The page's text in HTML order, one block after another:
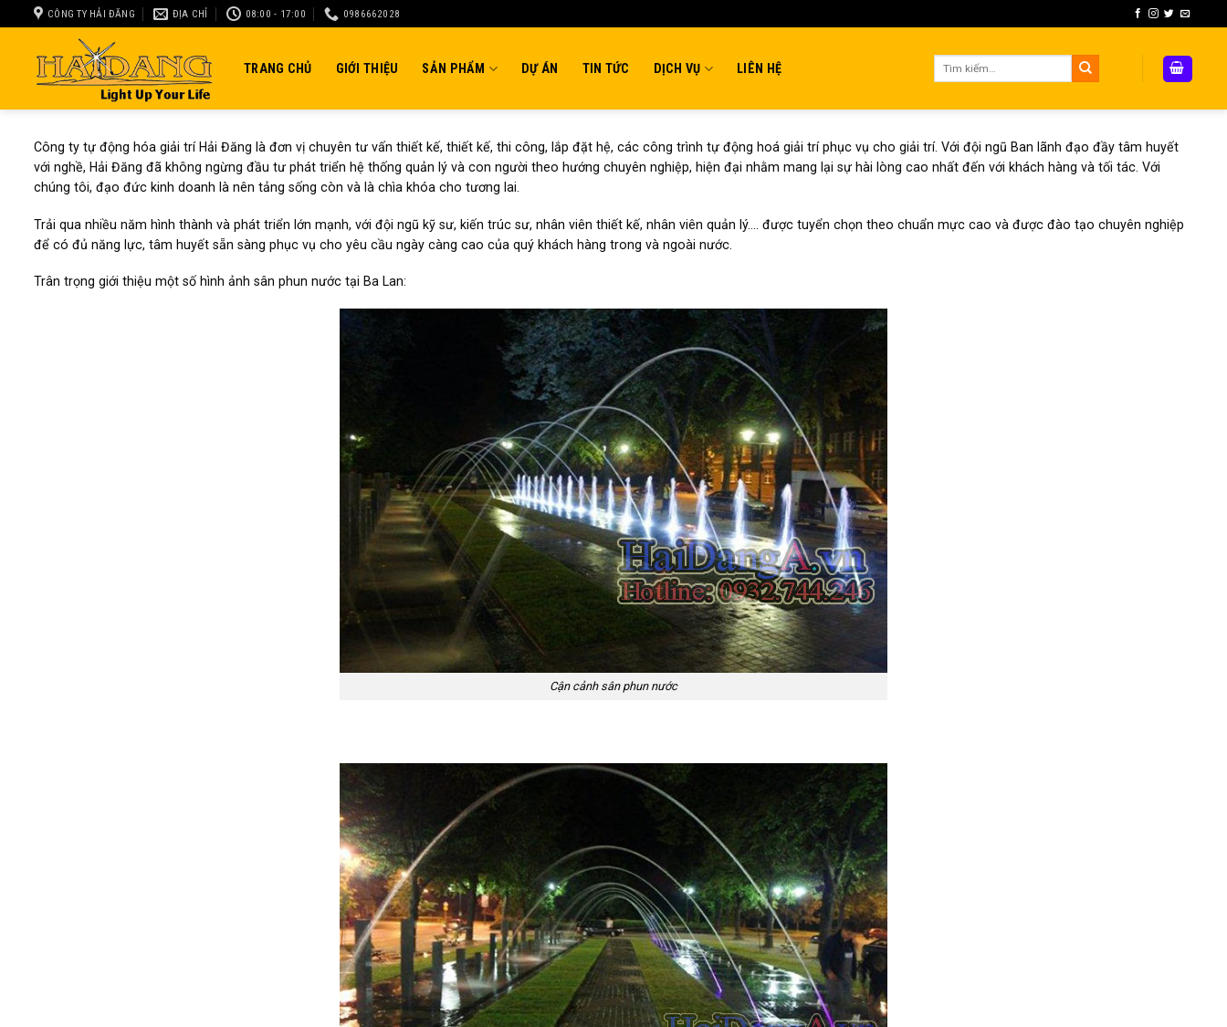
to
CÔNG TY HẢI ĐĂNG ĐỊA CHỈ 08:00 - 17:00 0986662028
TRANG CHỦ GIỚI THIỆU SẢN PHẨM DỰ ÁN TIN TỨC DỊCH VỤ LIÊN HỆ
Công ty tự động hóa giải trí Hải Đăng là đơn vị chuyên tư vấn thiết kế, thiết kế, thi công, lắp đặt hệ, các công trình tự động hoá giải trí phục vụ cho giải trí. Với đội ngũ Ban lãnh đạo đầy tâm huyết
với nghề, Hải Đăng đã không ngừng đầu tư phát triển hệ thống quản lý và con người theo hướng chuyên nghiệp, hiện đại nhằm mang lại sự hài lòng cao nhất đến với khách hàng và tối tác. Với
chúng tôi, đạo đức kinh doanh là nên tảng sống còn và là chìa khóa cho tương lai.
Trải qua nhiều năm hình thành và phát triển lớn mạnh, với đội ngũ kỹ sư, kiến trúc sư, nhân viên thiết kế, nhân viên quản lý…. được tuyển chọn theo chuẩn mực cao và được đào tạo chuyên nghiệp
để có đủ năng lực, tâm huyết sẵn sàng phục vụ cho yêu cầu ngày càng cao của quý khách hàng trong và ngoài nước.
Trân trọng giới thiệu một số hình ảnh sân phun nước tại Ba Lan:
Cận cảnh sân phun nước